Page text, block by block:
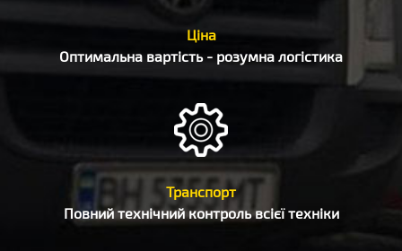
Ціна
Оптимальна вартість - розумна логістика
Транспорт
Повний технічний контроль всієї техніки